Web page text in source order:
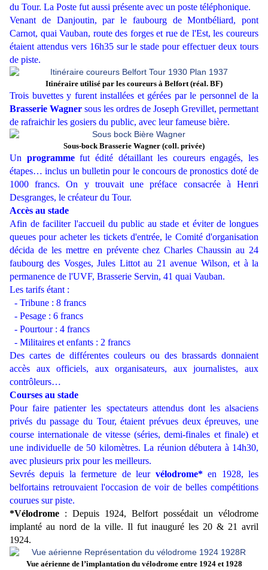
du Tour. La Poste fut aussi présente avec un poste téléphonique.
Venant de Danjoutin, par le faubourg de Montbéliard, pont
Carnot, quai Vauban, route des forges et rue de l'Est, les coureurs
étaient attendus vers 16h35 sur le stade pour effectuer deux tours
de piste.
Itinéraire utilisé par les coureurs à Belfort (réal. BF)
Trois buvettes y furent installées et gérées par le personnel de la
Brasserie Wagner sous les ordres de Joseph Grevillet, permettant
de rafraichir les gosiers du public, avec leur fameuse bière.
Sous-bock Brasserie Wagner (coll. privée)
Un programmefut édité détaillant les coureurs engagés, les
étapes… inclus un bulletin pour le concours de pronostics doté de
1000 francs. On y trouvait une préface consacrée à Henri
Desgranges, le créateur du Tour.
Accès au stade
Afin de faciliter l'accueil du public au stade et éviter de longues
queues pour acheter les tickets d'entrée, le Comité d'organisation
décida de les mettre en prévente chez Charles Chaussin au 24
faubourg des Vosges, Jules Littot au 21 avenue Wilson, et à la
permanence de l'UVF, Brasserie Servin, 41 quai Vauban.
Les tarifs étant :
- Tribune : 8 francs
- Pesage : 6 francs
- Pourtour : 4 francs
- Militaires et enfants : 2 francs
Des cartes de différentes couleurs ou des brassards donnaient
accès aux officiels, aux organisateurs, aux journalistes, aux
contrôleurs…
Courses au stade
Pour faire patienter les spectateurs attendus dont les alsaciens
privés du passage du Tour, étaient prévues deux épreuves, une
course internationale de vitesse (séries, demi-finales et finale) et
une individuelle de 50 kilomètres. La réunion débutera à 14h30,
avec plusieurs prix pour les meilleurs.
Sevrés depuis la fermeture de leur vélodrome*en 1928, les
belfortains retrouvaient l'occasion de voir de belles compétitions
courues sur piste.
*Vélodrome : Depuis 1924, Belfort possédait un vélodrome
implanté au nord de la ville. Il fut inauguré les 20 & 21 avril
1924.
Vue aérienne de l’implantation du vélodrome entre 1924 et 1928